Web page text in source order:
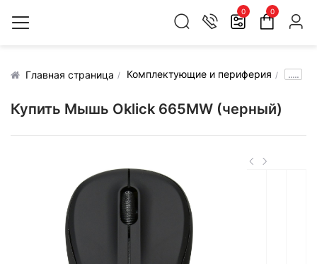
0 0
Главная страница Комплектующие и периферия .....
Купить Мышь Oklick 665MW (черный)